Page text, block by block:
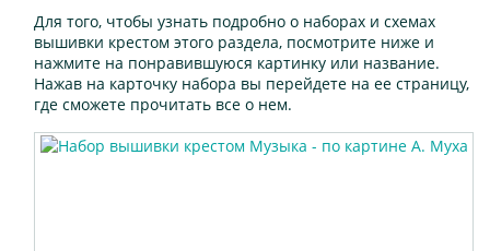
Для того, чтобы узнать подробно о наборах и схемах
вышивки крестом этого раздела, посмотрите ниже и
нажмите на понравившуюся картинку или название.
Нажав на карточку набора вы перейдете на ее страницу,
где сможете прочитать все о нем.